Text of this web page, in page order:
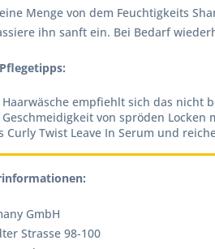
Menge von dem Feuchtigkeits
ihn sanft ein. Bei Bedarf
empfiehlt sich das nicht
von spröden Locken
Curly Twist Leave In Serum und
GmbH
Strasse 98-100